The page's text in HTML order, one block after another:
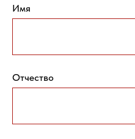
Имя
Отчество